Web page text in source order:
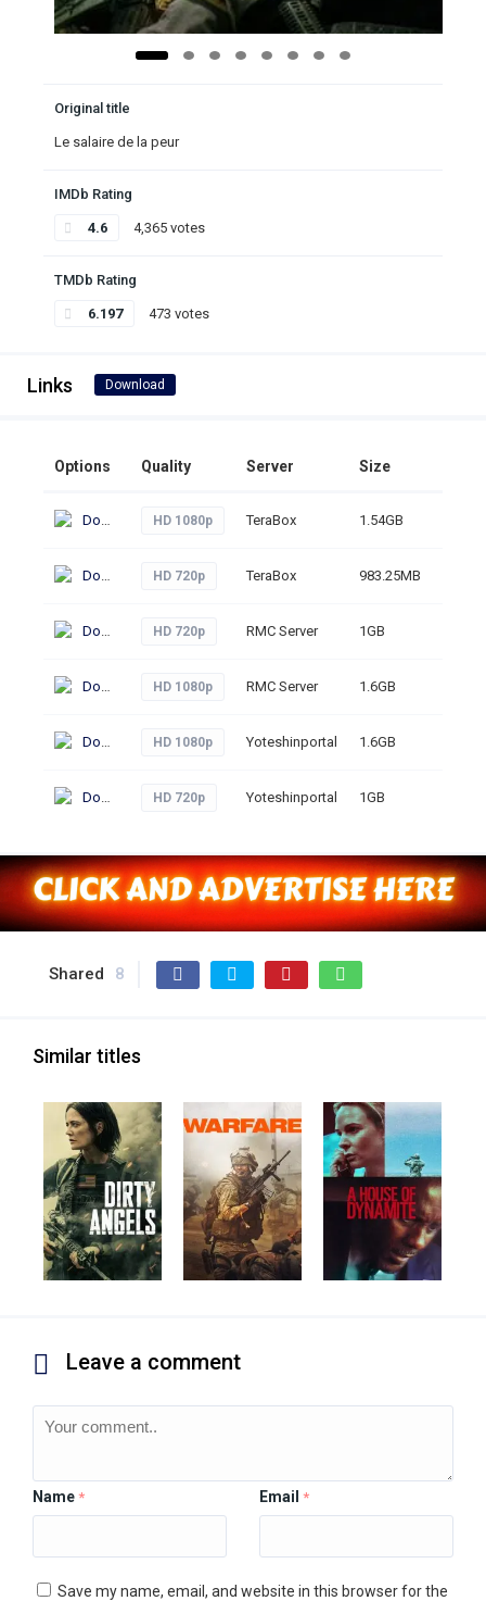
Original title
Le salaire de la peur
IMDb Rating
4.6 4,365 votes
TMDb Rating
6.197 473 votes
Links Download
Options Quality Server Size
Download HD 1080p TeraBox 1.54GB
Download HD 720p TeraBox 983.25MB
Download HD 720p RMC Server 1GB
Download HD 1080p RMC Server 1.6GB
Download HD 1080p Yoteshinportal 1.6GB
Download HD 720p Yoteshinportal 1GB
Shared 8
Similar titles
Leave a comment
Name * Email *
Save my name, email, and website in this browser for the